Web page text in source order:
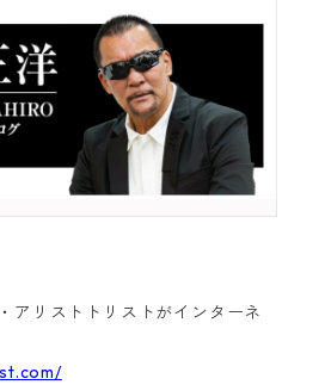
アリストトリストがインターネ